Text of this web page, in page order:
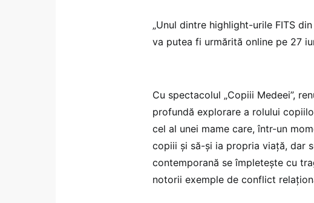
„Unul dintre highlight-urile FITS
va putea fi urmărită online pe 27
Cu spectacolul „Copiii Medeei”,
profundă explorare a rolului
cel al unei mame care, într-un
copiii și să-și ia propria viață, dar
contemporană se împletește cu
notorii exemple de conflict